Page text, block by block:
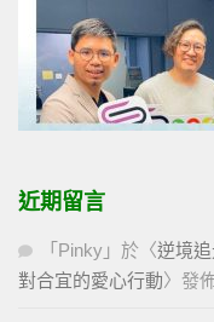
近期留言
「 Pinky 」於〈逆境
對合宜的愛心行動〉發